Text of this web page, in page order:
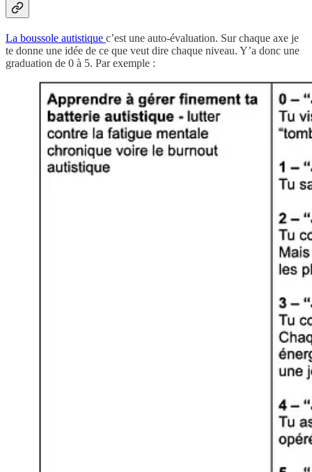
La boussole autistique c’est une auto-évaluation. Sur chaque axe je
te donne une idée de ce que veut dire chaque niveau. Y’a donc une
graduation de 0 à 5. Par exemple :